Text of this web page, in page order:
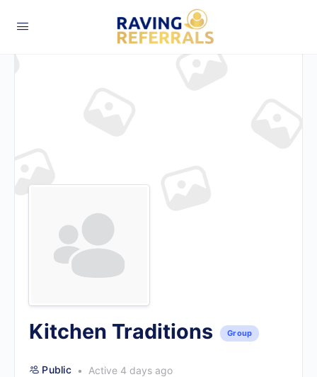
Kitchen Traditions Group
Public
Active 4 days ago